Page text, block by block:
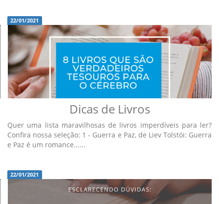
22/01/2021
Dicas de Livros
Quer uma lista maravilhosas de livros imperdíveis para ler?
Confira nossa seleção: 1 - Guerra e Paz, de Liev Tolstói: Guerra
e Paz é um romance......
22/01/2021